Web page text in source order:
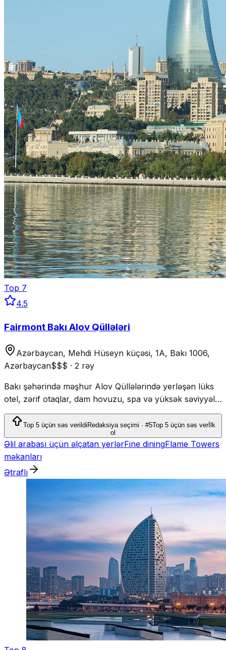
Top 7
4.5
Fairmont Bakı Alov Qüllələri
Azərbaycan, Mehdi Hüseyn küçəsi, 1A, Bakı 1006,
Azərbaycan$$$ · 2 rəy
Bakı şəhərində məşhur Alov Qüllələrində yerləşən lüks
otel, zərif otaqlar, dam hovuzu, spa və yüksək səviyyəli
restoranları ilə seçilir.
Top 5 üçün səs verildi Redaksiya seçimi · #5Top 5 üçün səs verİlk
ol
Əlil arabası üçün əlçatan yerlərFine diningFlame Towers
məkanları
Ətraflı